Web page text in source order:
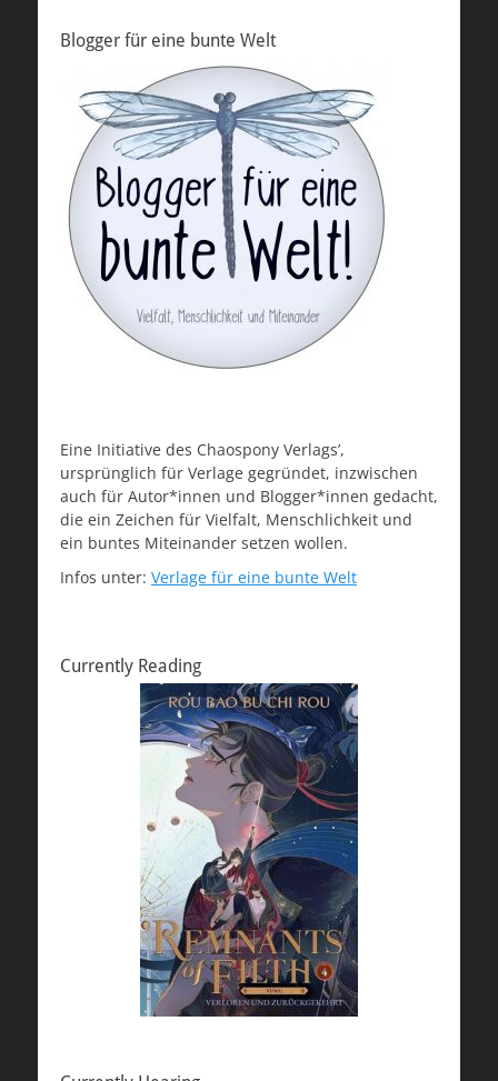
Blogger für eine bunte Welt
Eine Initiative des Chaospony Verlags’,
ursprünglich für Verlage gegründet, inzwischen
auch für Autor*innen und Blogger*innen gedacht,
die ein Zeichen für Vielfalt, Menschlichkeit und
ein buntes Miteinander setzen wollen.
Infos unter: Verlage für eine bunte Welt
Currently Reading